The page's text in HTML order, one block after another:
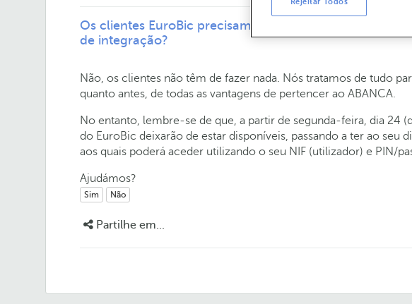
Os clientes EuroBic precisam de realizar algum
de integração?
Não, os clientes não têm de fazer nada. Nós tratamos de tudo
quanto antes, de todas as vantagens de pertencer ao ABANCA.
No entanto, lembre-se de que, a partir de segunda-feira, dia 24
do EuroBic deixarão de estar disponíveis, passando a ter ao seu
aos quais poderá aceder utilizando o seu NIF (utilizador) e PIN/
Ajudámos?
Sim Não
Partilhe em...